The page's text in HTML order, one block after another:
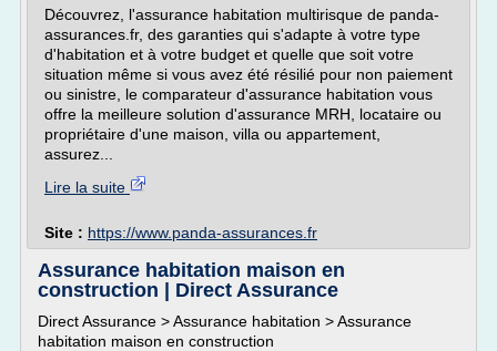
Découvrez, l'assurance habitation multirisque de panda-
assurances.fr, des garanties qui s'adapte à votre type
d'habitation et à votre budget et quelle que soit votre
situation même si vous avez été résilié pour non paiement
ou sinistre, le comparateur d'assurance habitation vous
offre la meilleure solution d'assurance MRH, locataire ou
propriétaire d'une maison, villa ou appartement,
assurez...
Lire la suite
Site : https://www.panda-assurances.fr
Assurance habitation maison en
construction | Direct Assurance
Direct Assurance > Assurance habitation > Assurance
habitation maison en construction